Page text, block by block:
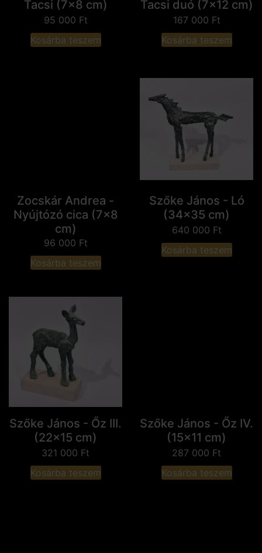
Tacsi (7x8 cm)
95 000 Ft
Kosárba teszem
Tacsi duó (7x12 cm)
167 000 Ft
Kosárba teszem
Zocskár Andrea -
Nyújtózó cica (7x8
cm)
96 000 Ft
Kosárba teszem
Szőke János - Ló
(34x35 cm)
640 000 Ft
Kosárba teszem
Szőke János - Őz III.
(22x15 cm)
321 000 Ft
Kosárba teszem
Szőke János - Őz IV.
(15x11 cm)
287 000 Ft
Kosárba teszem